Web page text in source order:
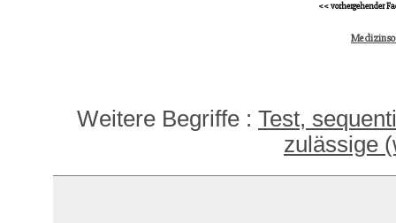
<< vorhergehender
Weitere Begriffe : Test,
zulässige